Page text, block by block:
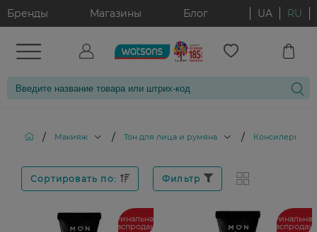
Бренды Магазины Блог UA RU
/ Макияж / Тон для лица и румяна / Консилеры
Сортировать по: Фильтр
Финальная
распродажа
Финальная